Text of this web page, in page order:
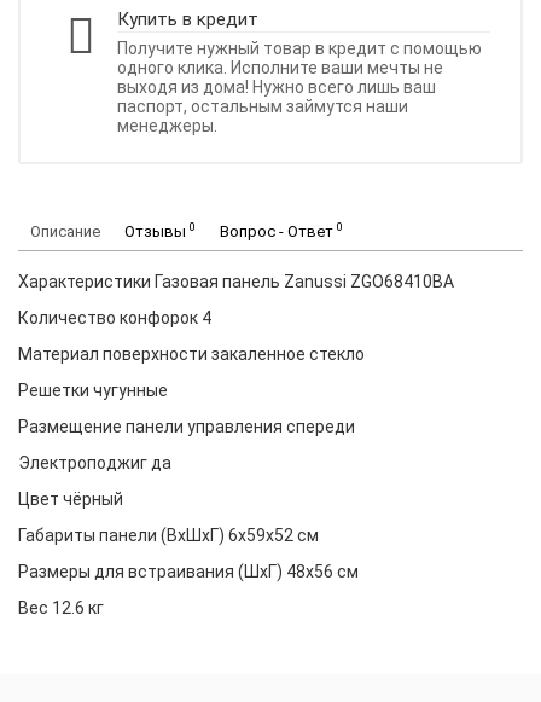
Купить в кредит
Получите нужный товар в кредит с помощью
одного клика. Исполните ваши мечты не
выходя из дома! Нужно всего лишь ваш
паспорт, остальным займутся наши
менеджеры.
Описание Отзывы 0 Вопрос - Ответ 0
Характеристики Газовая панель Zanussi ZGO68410BA
Количество конфорок 4
Материал поверхности закаленное стекло
Решетки чугунные
Размещение панели управления спереди
Электроподжиг да
Цвет чёрный
Габариты панели (ВхШхГ) 6x59x52 см
Размеры для встраивания (ШхГ) 48x56 см
Вес 12.6 кг